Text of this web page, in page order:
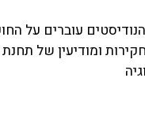
עוברים על
ומודיעין של